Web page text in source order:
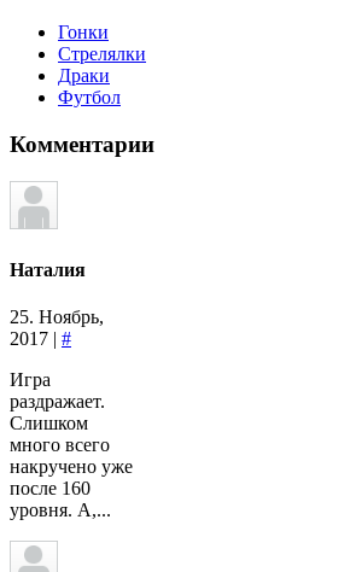
Гонки
Стрелялки
Драки
Футбол
Комментарии
Наталия
25. Ноябрь,
2017 | #
Игра
раздражает.
Слишком
много всего
накручено уже
после 160
уровня. А,...